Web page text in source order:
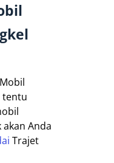
tentu
Anda
Trajet